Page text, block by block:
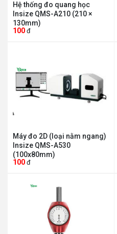
Hệ thống đo quang học
Insize QMS-A210 (210 ×
130mm)
100 đ
Máy đo 2D (loại nằm ngang)
Insize QMS-A530
(100x80mm)
100 đ